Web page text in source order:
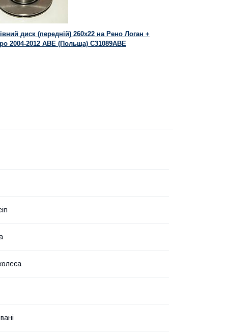
диск (передній) 260х22 на Рено Логан +
2004-2012 ABE (Польща) C31089ABE